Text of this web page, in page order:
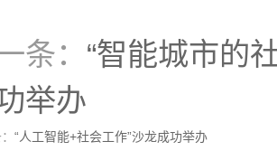
条： “智能城市的
举办
“人工智能+社会工作”沙龙成功举办